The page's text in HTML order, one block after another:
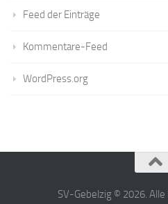
Feed der Einträge
Kommentare-Feed
WordPress.org
SV-Gebelzig © 2026.